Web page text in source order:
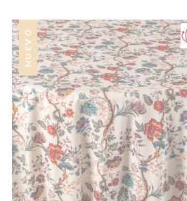
NUEVO